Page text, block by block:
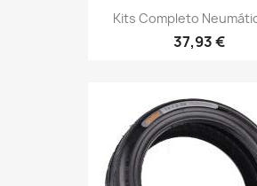
Kits Completo
37,93 €